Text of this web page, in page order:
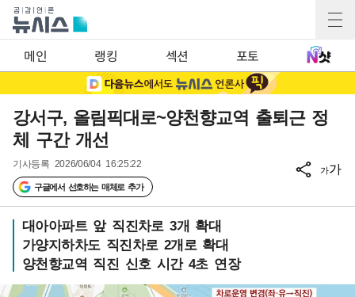
메인 랭킹 섹션 포토
강서구, 올림픽대로~양천향교역 출퇴근 정
체 구간 개선
기사등록 2026/06/04 16:25:22
구글에서 선호하는 매체로 추가
가가
대아아파트 앞 직진차로 3개 확대
가양지하차도 직진차로 2개로 확대
양천향교역 직진 신호 시간 4초 연장